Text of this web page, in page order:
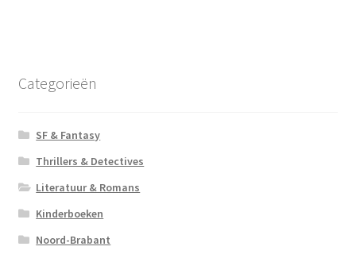
Categorieën
SF & Fantasy
Thrillers & Detectives
Literatuur & Romans
Kinderboeken
Noord-Brabant